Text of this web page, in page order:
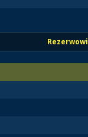
Rezerwowi